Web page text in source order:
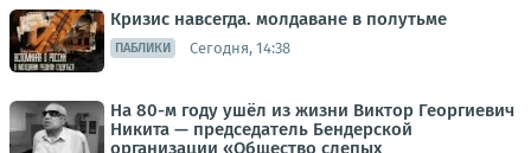
Кризис навсегда. молдаване в полутьме
ПАБЛИКИ Сегодня, 14:38
На 80-м году ушёл из жизни Виктор Георгиевич
Никита — председатель Бендерской
организации «Общество слепых